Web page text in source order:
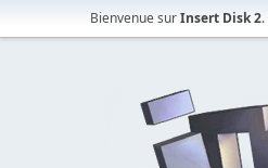
Bienvenue surInsert Disk 2.